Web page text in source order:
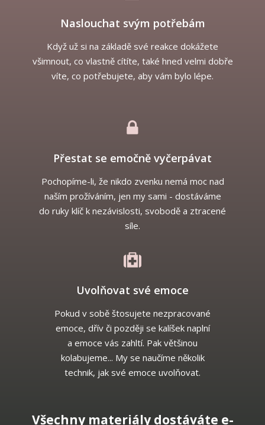
Naslouchat svým potřebám
Když už si na základě své reakce dokážete
všimnout, co vlastně cítíte, také hned velmi dobře
víte, co potřebujete, aby vám bylo lépe.
Přestat se emočně vyčerpávat
Pochopíme-li, že nikdo zvenku nemá moc nad
naším prožíváním, jen my sami - dostáváme
do ruky klíč k nezávislosti, svobodě a ztracené
síle.
Uvolňovat své emoce
Pokud v sobě štosujete nezpracované
emoce, dřív či později se kalíšek naplní
a emoce vás zahltí. Pak většinou
kolabujeme... My se naučíme několik
technik, jak své emoce uvolňovat.
Všechny materiály dostáváte e-